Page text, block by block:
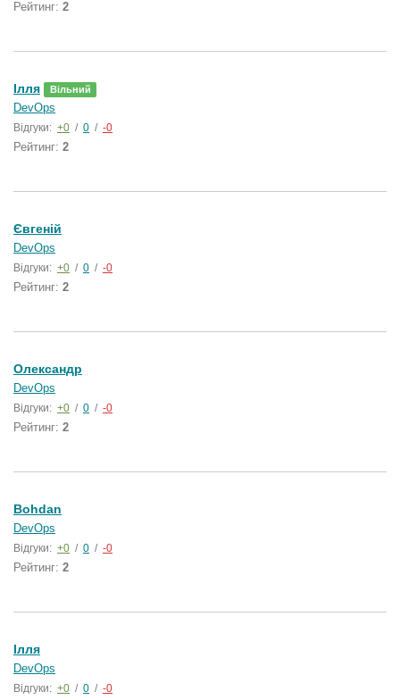
Рейтинг: 2
Ілля Вільний
DevOps
Відгуки: +0 / 0 / -0
Рейтинг: 2
Євгеній
DevOps
Відгуки: +0 / 0 / -0
Рейтинг: 2
Олександр
DevOps
Відгуки: +0 / 0 / -0
Рейтинг: 2
Bohdan
DevOps
Відгуки: +0 / 0 / -0
Рейтинг: 2
Ілля
DevOps
Відгуки: +0 / 0 / -0